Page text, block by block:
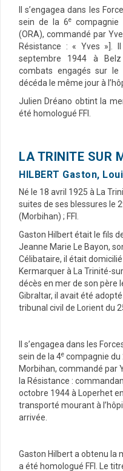
Il s’engagea dans les
sein de la 6ecompagnie
(ORA), commandé par
Résistance : « Yves »].
septembre 1944 à
combats engagés sur le
décéda le même jour à
Julien Dréano obtint la
été homologué FFI.
LA TRINITE SUR
HILBERT Gaston,
Né le 18 avril 1925 à La
suites de ses blessures le
(Morbihan) ; FFI.
Gaston Hilbert était le fils
Jeanne Marie Le Bayon,
Célibataire, il était
Kermarquer à La Trinité-
décès en mer de son père
Gibraltar, il avait été
tribunal civil de Lorient du
Il s’engagea dans les
sein de la 4e compagnie du
Morbihan, commandé par
la Résistance :
octobre 1944 à Loperhet
transporté mourant à
arrivée.
Gaston Hilbert a obtenu la
a été homologué FFI. Le